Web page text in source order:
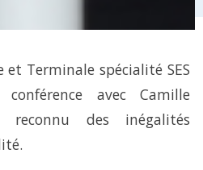
et Terminale spécialité SES
avec Camille
reconnu des inégalités